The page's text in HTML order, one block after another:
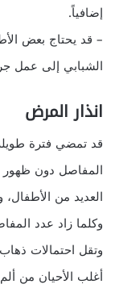
إضافياً.
– قد يحتاج بعض
الشبابي إلى عمل
انذار المرض
قد تمضي فترة
المفاصل دون
العديد من الأطفال،
وكلما زاد عدد
وتقل احتمالات
أغلب الأحيان من